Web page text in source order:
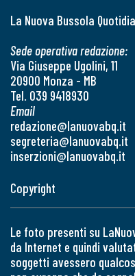
La Nuova Bussola
Sede operativa redazione:
Via Giuseppe Ugolini, 11
20900 Monza - MB
Tel. 039 9418930
Email
redazione@lanuovabq.it
segreteria@lanuovabq.it
inserzioni@lanuovabq.it
Copyright
Le foto presenti su
da Internet e quindi
soggetti avessero